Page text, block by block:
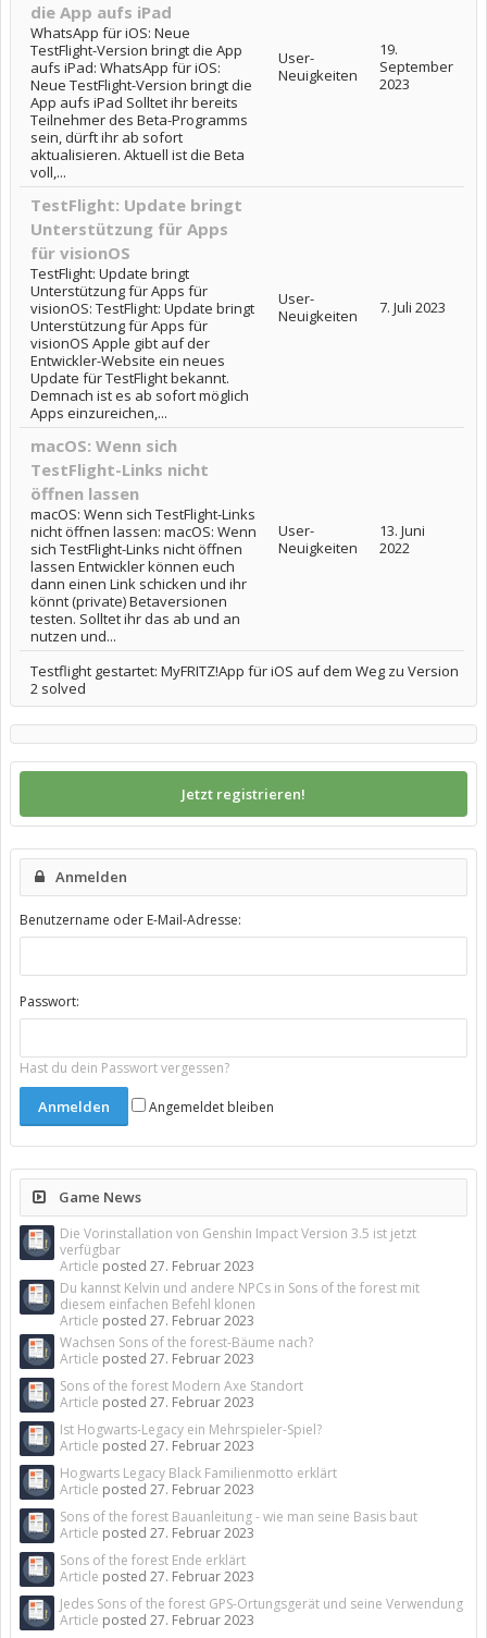
die App aufs iPad
WhatsApp für iOS: Neue
TestFlight-Version bringt die App
aufs iPad: WhatsApp für iOS:
Neue TestFlight-Version bringt die
App aufs iPad Solltet ihr bereits
Teilnehmer des Beta-Programms
sein, dürft ihr ab sofort
aktualisieren. Aktuell ist die Beta
voll,...
User-
Neuigkeiten
19.
September
2023
TestFlight: Update bringt
Unterstützung für Apps
für visionOS
TestFlight: Update bringt
Unterstützung für Apps für
visionOS: TestFlight: Update bringt
Unterstützung für Apps für
visionOS Apple gibt auf der
Entwickler-Website ein neues
Update für TestFlight bekannt.
Demnach ist es ab sofort möglich
Apps einzureichen,...
User-
Neuigkeiten
7. Juli 2023
macOS: Wenn sich
TestFlight-Links nicht
öffnen lassen
macOS: Wenn sich TestFlight-Links
nicht öffnen lassen: macOS: Wenn
sich TestFlight-Links nicht öffnen
lassen Entwickler können euch
dann einen Link schicken und ihr
könnt (private) Betaversionen
testen. Solltet ihr das ab und an
nutzen und...
User-
Neuigkeiten
13. Juni
2022
Testflight gestartet: MyFRITZ!App für iOS auf dem Weg zu Version
2 solved
Jetzt registrieren!
Anmelden
Benutzername oder E-Mail-Adresse:
Passwort:
Hast du dein Passwort vergessen?
Angemeldet bleiben
Game News
Die Vorinstallation von Genshin Impact Version 3.5 ist jetzt
verfügbar
Article posted 27. Februar 2023
Du kannst Kelvin und andere NPCs in Sons of the forest mit
diesem einfachen Befehl klonen
Article posted 27. Februar 2023
Wachsen Sons of the forest-Bäume nach?
Article posted 27. Februar 2023
Sons of the forest Modern Axe Standort
Article posted 27. Februar 2023
Ist Hogwarts-Legacy ein Mehrspieler-Spiel?
Article posted 27. Februar 2023
Hogwarts Legacy Black Familienmotto erklärt
Article posted 27. Februar 2023
Sons of the forest Bauanleitung - wie man seine Basis baut
Article posted 27. Februar 2023
Sons of the forest Ende erklärt
Article posted 27. Februar 2023
Jedes Sons of the forest GPS-Ortungsgerät und seine Verwendung
Article posted 27. Februar 2023